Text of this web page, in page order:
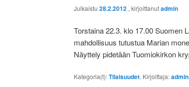
Julkaistu 28.2.2012 , kirjoittanutadmin
Torstaina 22.3. klo 17.00 Suomen
mahdollisuus tutustua Marian
Näyttely pidetään Tuomiokirkon
Kategoria(t):Tilaisuudet. Kirjoittaja:admin